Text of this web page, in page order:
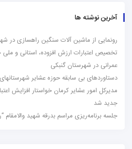
آخرین نوشته ها
رونمایی از ماشین آلات سنگین راهسازی در
تخصیص اعتبارات ارزش افزوده، استانی و
عمرانی در شهرستان گنبکی
دستاوردهای بی سابقه حوزه عشایر
مدیرکل امور عشایر کرمان خواستار افزایش
جدید شد
جلسه برنامه‌ریزی مراسم بدرقه شهید والامقام